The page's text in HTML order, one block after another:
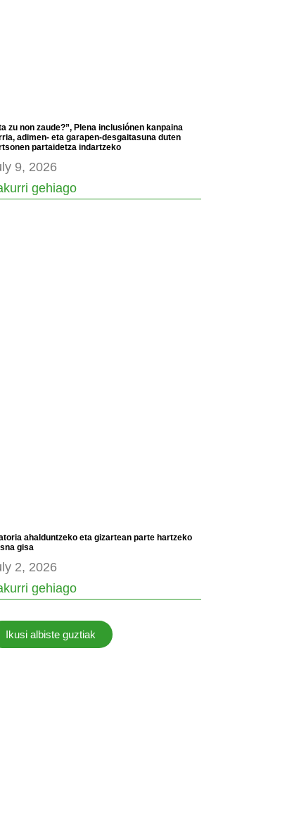
zu non zaude?”, Plena inclusiónen kanpaina
adimen- eta garapen-desgaitasuna duten
partaidetza indartzeko
9, 2026
gehiago
ahalduntzeko eta gizartean parte hartzeko
gisa
2, 2026
gehiago
Ikusi albiste guztiak